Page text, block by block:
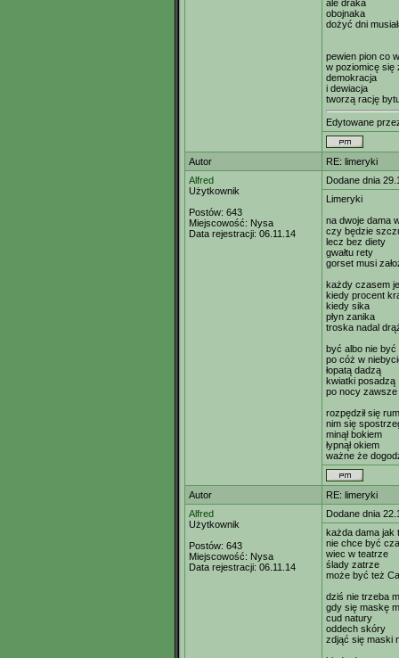
ale draka
obojnaka
dożyć dni
pewien pion co
w poziomicę się
demokracja
i dewiacja
tworzą rację
Edytowane
Autor
RE: limeryki
Alfred
Użytkownik
Postów: 643
Miejscowość: Nysa
Data rejestracji: 06.11.14
Dodane dnia
Limeryki
na dwoje dama
czy będzie
lecz bez diety
gwałtu rety
gorset musi
każdy czasem
kiedy procent
kiedy sika
płyn zanika
troska nadal
być albo nie być
po cóż w
łopatą dadzą
kwiatki posadzą
po nocy
rozpędził się
nim się
minął bokiem
łypnął okiem
ważne że
Autor
RE: limeryki
Alfred
Użytkownik
Postów: 643
Miejscowość: Nysa
Data rejestracji: 06.11.14
Dodane dnia
każda dama jak
nie chce być
wiec w teatrze
ślady zatrze
może być też
dziś nie trzeba
gdy się maskę
cud natury
oddech skóry
zdjąć się maski